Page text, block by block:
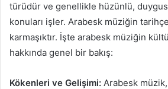
türüdür ve genellikle hüzünlü,
konuları işler. Arabesk müziğin
karmaşıktır. İşte arabesk müziğin
hakkında genel bir bakış:
Kökenleri ve Gelişimi: Arabesk müzik,